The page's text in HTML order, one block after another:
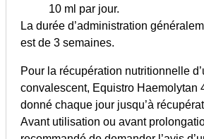
10 ml par jour.
La durée d’administration
est de 3 semaines.
Pour la récupération nutritionnelle
convalescent, Equistro Haemolytan
donné chaque jour jusqu’à
Avant utilisation ou avant